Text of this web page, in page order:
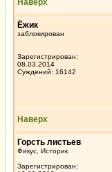
Наверх
Ёжик
заблокирован
Зарегистрирован:
08.03.2014
Суждений: 16142
Наверх
Горсть листьев
Фикус, Историк
Зарегистрирован: